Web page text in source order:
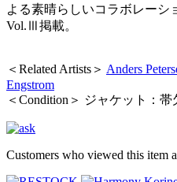
よる素晴らしいコラボレーシ
Vol.Ⅲ掲載。
＜Related Artists＞ Anders
Engstrom
＜Condition＞ ジャケット：
Customers who viewed this item